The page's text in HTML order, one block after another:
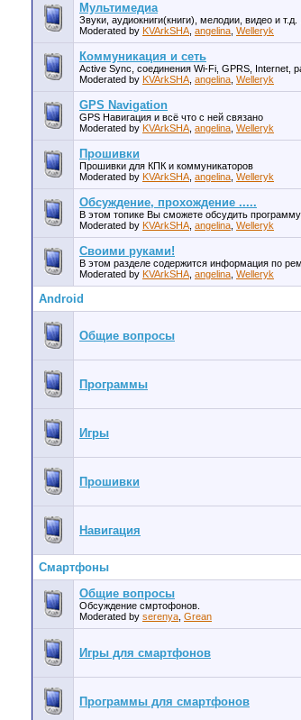
Мультимедиа
Звуки, аудиокниги(книги), мелодии, видео и т.д.
Moderated by KVArkSHA angelina Welleryk
Коммуникация и сеть
Active Sync, соединения Wi-Fi, GPRS, Internet,
Moderated by KVArkSHA angelina Welleryk
GPS Navigation
GPS Навигация и всё что с ней связано
Moderated by KVArkSHA angelina Welleryk
Прошивки
Прошивки для КПК и коммуникаторов
Moderated by KVArkSHA angelina Welleryk
Обсуждение, прохождение .....
В этом топике Вы сможете обсудить
Moderated by KVArkSHA angelina Welleryk
Своими руками!
В этом разделе содержится информация по
Moderated by KVArkSHA angelina Welleryk
Android
Общие вопросы
Программы
Игры
Прошивки
Навигация
Смартфоны
Общие вопросы
Обсуждение смртофонов.
Moderated by serenya Grean
Игры для смартфонов
Программы для смартфонов